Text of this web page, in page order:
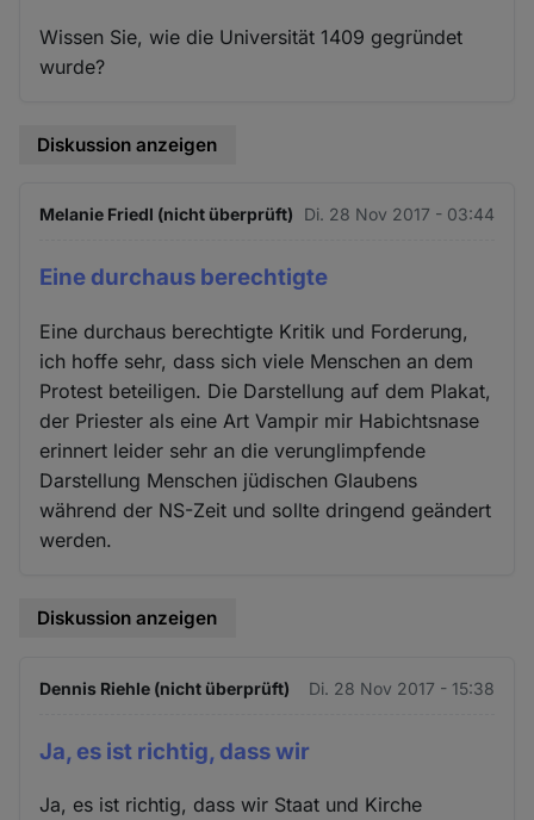
Wissen Sie, wie die Universität 1409 gegründet
wurde?
Diskussion anzeigen
Melanie Friedl (nicht überprüft) Di. 28 Nov 2017 - 03:44
Eine durchaus berechtigte
Eine durchaus berechtigte Kritik und Forderung,
ich hoffe sehr, dass sich viele Menschen an dem
Protest beteiligen. Die Darstellung auf dem Plakat,
der Priester als eine Art Vampir mir Habichtsnase
erinnert leider sehr an die verunglimpfende
Darstellung Menschen jüdischen Glaubens
während der NS-Zeit und sollte dringend geändert
werden.
Diskussion anzeigen
Dennis Riehle (nicht überprüft) Di. 28 Nov 2017 - 15:38
Ja, es ist richtig, dass wir
Ja, es ist richtig, dass wir Staat und Kirche